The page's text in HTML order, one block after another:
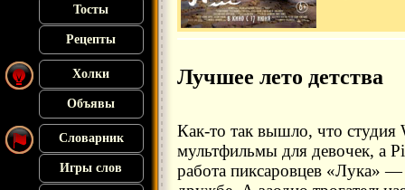
Тосты
Рецепты
Холки
Объявы
Словарник
Игры слов
Лучшее лето детства
Как-то так вышло, что студия
мультфильмы для девочек, а
работа пиксаровцев «Лука»